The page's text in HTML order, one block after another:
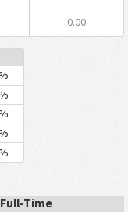
0.00
Time